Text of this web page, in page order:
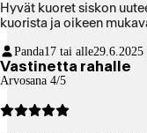
Hyvät kuoret siskon
kuorista ja oikeen
Panda17 tai alle29.6.2025
Vastinetta rahalle
Arvosana 4/5